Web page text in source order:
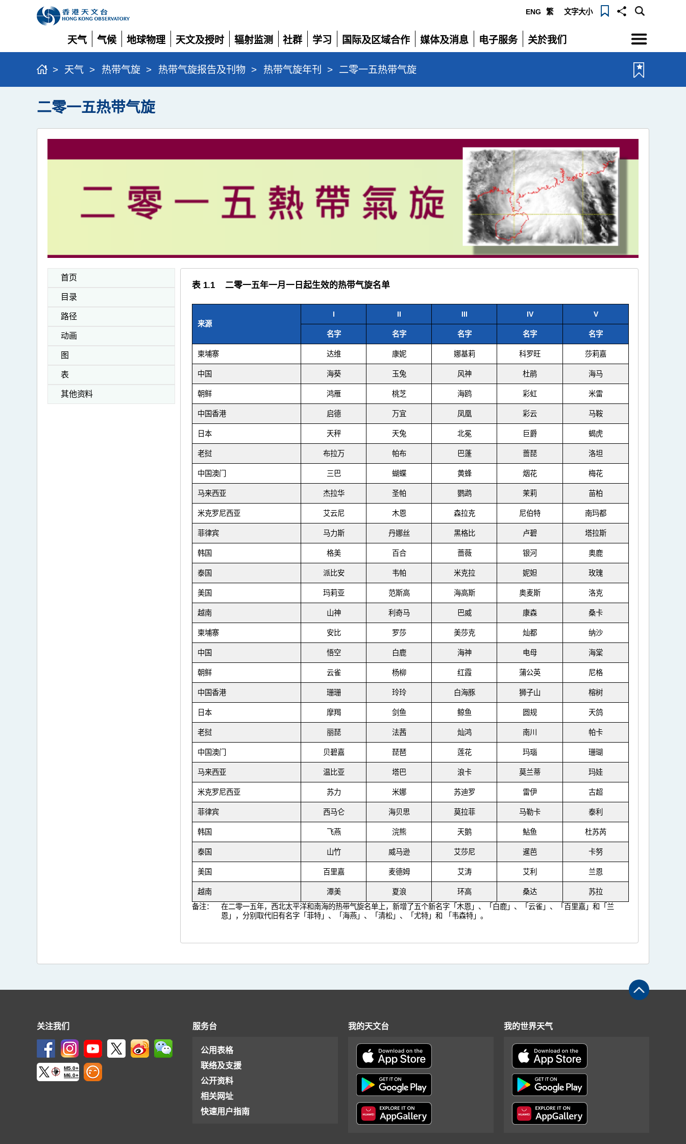
ENG 繁 文字大小
天气
展
开
气候
展
开
地球物理
展
开
天文及授时
展
开
辐射监测
展
开
社群
展
开
学习
展
开
国际及区域合作
展
开
媒体及消息
展
电子服务
展
关於我们
展
选
单
> 天气 > 热带气旋 > 热带气旋报告及刊物 > 热带气旋年刊 > 二零一五热带气旋
二零一五热带气旋
首页
目录
路径
动画
图
表
其他资料
表 1.1 二零一五年一月一日起生效的热带气旋名单
来源
I II III IV V
名字 名字 名字 名字 名字
柬埔寨 达维 康妮 娜基莉 科罗旺 莎莉嘉
中国 海葵 玉兔 风神 杜鹃 海马
朝鲜 鸿雁 桃芝 海鸥 彩虹 米雷
中国香港 启德 万宜 凤凰 彩云 马鞍
日本 天秤 天兔 北冕 巨爵 蝎虎
老挝 布拉万 帕布 巴蓬 蔷琵 洛坦
中国澳门 三巴 蝴蝶 黄蜂 烟花 梅花
马来西亚 杰拉华 圣帕 鹦鹉 茉莉 苗柏
米克罗尼西亚 艾云尼 木恩 森拉克 尼伯特 南玛都
菲律宾 马力斯 丹娜丝 黑格比 卢碧 塔拉斯
韩国 格美 百合 蔷薇 银河 奥鹿
泰国 派比安 韦帕 米克拉 妮妲 玫瑰
美国 玛莉亚 范斯高 海高斯 奥麦斯 洛克
越南 山神 利奇马 巴威 康森 桑卡
柬埔寨 安比 罗莎 美莎克 灿都 纳沙
中国 悟空 白鹿 海神 电母 海棠
朝鲜 云雀 杨柳 红霞 蒲公英 尼格
中国香港 珊珊 玲玲 白海豚 狮子山 榕树
日本 摩羯 剑鱼 鲸鱼 圆规 天鸽
老挝 丽琵 法茜 灿鸿 南川 帕卡
中国澳门 贝碧嘉 琵琶 莲花 玛瑙 珊瑚
马来西亚 温比亚 塔巴 浪卡 莫兰蒂 玛娃
米克罗尼西亚 苏力 米娜 苏迪罗 雷伊 古超
菲律宾 西马仑 海贝思 莫拉菲 马勒卡 泰利
韩国 飞燕 浣熊 天鹅 鮎鱼 杜苏芮
泰国 山竹 威马逊 艾莎尼 暹芭 卡努
美国 百里嘉 麦德姆 艾涛 艾利 兰恩
越南 潭美 夏浪 环高 桑达
苏拉
备注：
在二零一五年，西北太平洋和南海的热带气旋名单上，新增了五个新名字「木恩」、「白鹿」、「云雀」、「百里嘉」和「兰
恩」，分别取代旧有名字「菲特」、「海燕」、「清松」、「尤特」和 「韦森特」。
关注我们
M5.0+
M6.0+
服务台
公用表格
联络及支援
公开资料
相关网址
快速用户指南
我的天文台 我的世界天气